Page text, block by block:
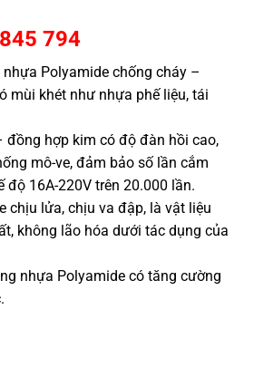
794
Polyamide chống cháy –
mùi khét như nhựa phế liệu, tái
đồng hợp kim có độ đàn hồi cao,
mô-ve, đảm bảo số lần cắm
độ 16A-220V trên 20.000 lần.
chịu lửa, chịu va đập, là vật liệu
không lão hóa dưới tác dụng của
nhựa Polyamide có tăng cường